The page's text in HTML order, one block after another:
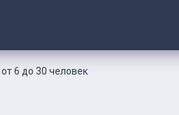
6 до 30 человек